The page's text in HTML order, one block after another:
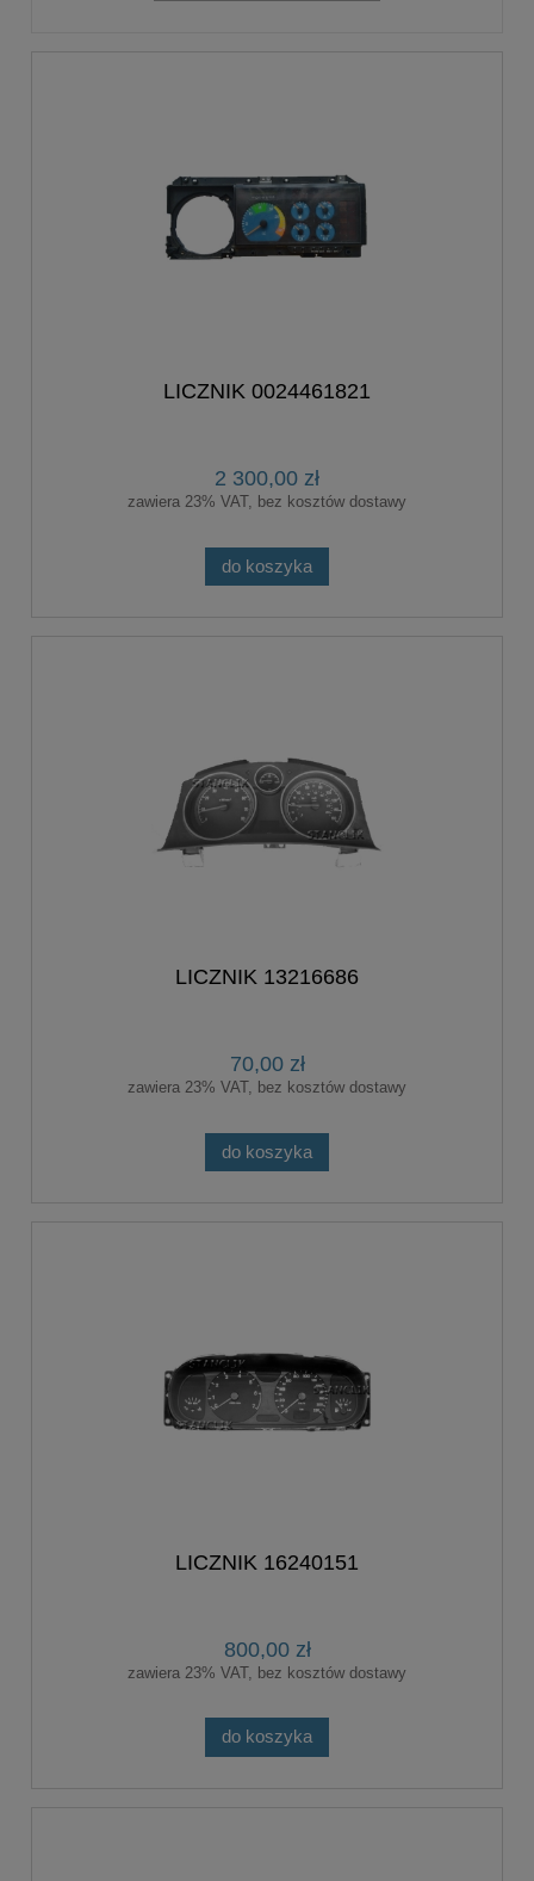
LICZNIK 0024461821
2 300,00 zł
zawiera 23% VAT, bez kosztów dostawy
do koszyka
LICZNIK 13216686
70,00 zł
zawiera 23% VAT, bez kosztów dostawy
do koszyka
LICZNIK 16240151
800,00 zł
zawiera 23% VAT, bez kosztów dostawy
do koszyka